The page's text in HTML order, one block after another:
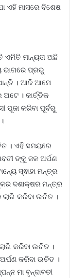
ଏହି ମାସରେ ବିଶେଷ
ଏମିତି ମାନ୍ୟତା ଅଛି
ଭାଗରେ ପ୍ରଭୁ
। ଆଜି ଆମେ
ଅଟେ । କାର୍ତ୍ତିକ
ପୂଜା କରିବା ପୂର୍ବରୁ
। ଏହି ସମୟରେ
ଙ୍କୁ ଜଳ ଅର୍ପଣ
ସ୍ଵାହା ମନ୍ତ୍ର
ଦଶାକ୍ଷର ମନ୍ତ୍ର
ଲାଗି କରିବା ଉଚିତ ।
କରିବା ଉଚିତ ।
କରିବା ଉଚିତ ।
ମା ବୃନ୍ଦାବତୀ